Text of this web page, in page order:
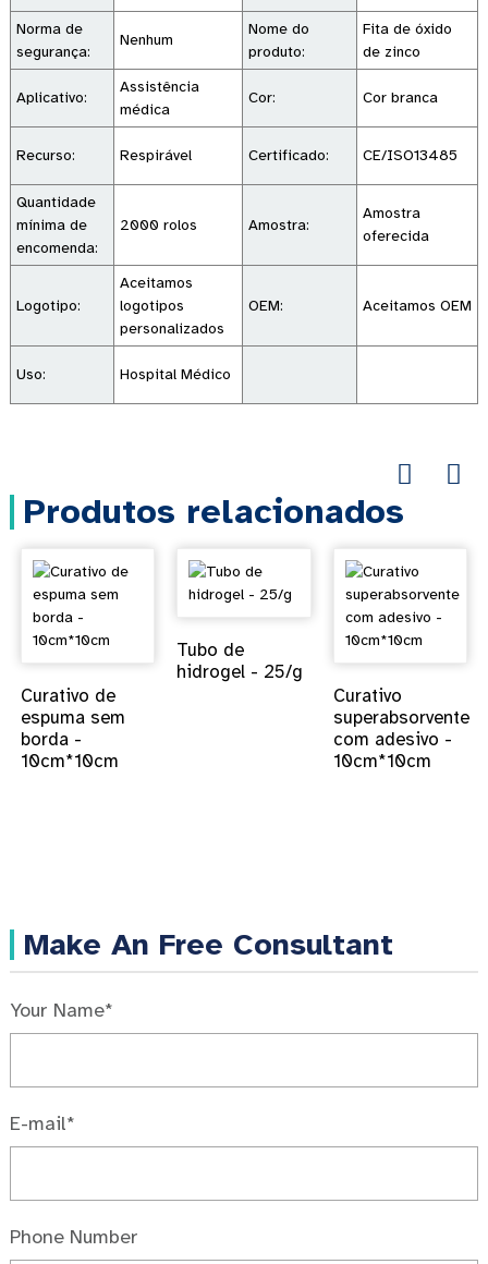
Norma de
segurança:
Nenhum
Nome do
produto:
Fita de óxido
de zinco
Aplicativo:
Assistência
médica
Cor: Cor branca
Recurso: Respirável Certificado: CE/ISO13485
Quantidade
mínima de
encomenda:
2000 rolos Amostra:
Amostra
oferecida
Logotipo:
Aceitamos
logotipos
personalizados
OEM: Aceitamos OEM
Uso: Hospital Médico
Produtos relacionados
Curativo de
espuma sem
borda -
10cm*10cm
Tubo de
hidrogel - 25/g
Curativo
superabsorvente
com adesivo -
10cm*10cm
Make An Free Consultant
Your Name*
E-mail*
Phone Number